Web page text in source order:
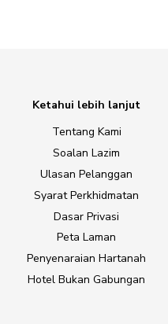
Ketahui lebih lanjut
Tentang Kami
Soalan Lazim
Ulasan Pelanggan
Syarat Perkhidmatan
Dasar Privasi
Peta Laman
Penyenaraian Hartanah
Hotel Bukan Gabungan